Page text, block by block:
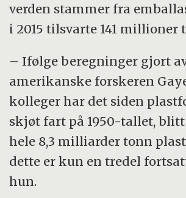
verden stammer fra
i 2015 tilsvarte 141 millioner
– Ifølge beregninger gjort
amerikanske forskeren
kolleger har det siden
skjøt fart på 1950-tallet,
hele 8,3 milliarder tonn plast
dette er kun en tredel
hun.